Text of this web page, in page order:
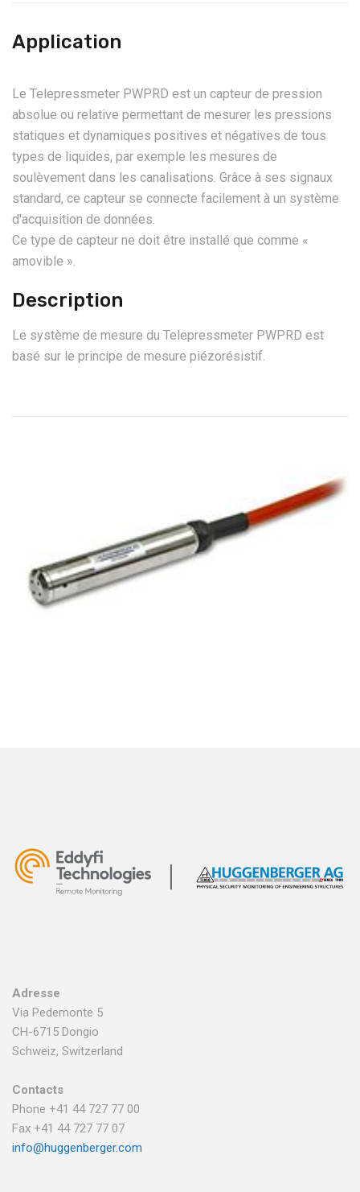
Application
Le Telepressmeter PWPRD est un capteur de pression
absolue ou relative permettant de mesurer les pressions
statiques et dynamiques positives et négatives de tous
types de liquides, par exemple les mesures de
soulèvement dans les canalisations. Grâce à ses signaux
standard, ce capteur se connecte facilement à un système
d'acquisition de données.
Ce type de capteur ne doit être installé que comme «
amovible ».
Description
Le système de mesure du Telepressmeter PWPRD est
basé sur le principe de mesure piézorésistif.
Adresse
Via Pedemonte 5
CH-6715 Dongio
Schweiz, Switzerland
Contacts
Phone +41 44 727 77 00
Fax +41 44 727 77 07
info@huggenberger.com